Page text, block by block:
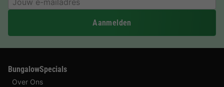
Aanmelden
BungalowSpecials
Over Ons